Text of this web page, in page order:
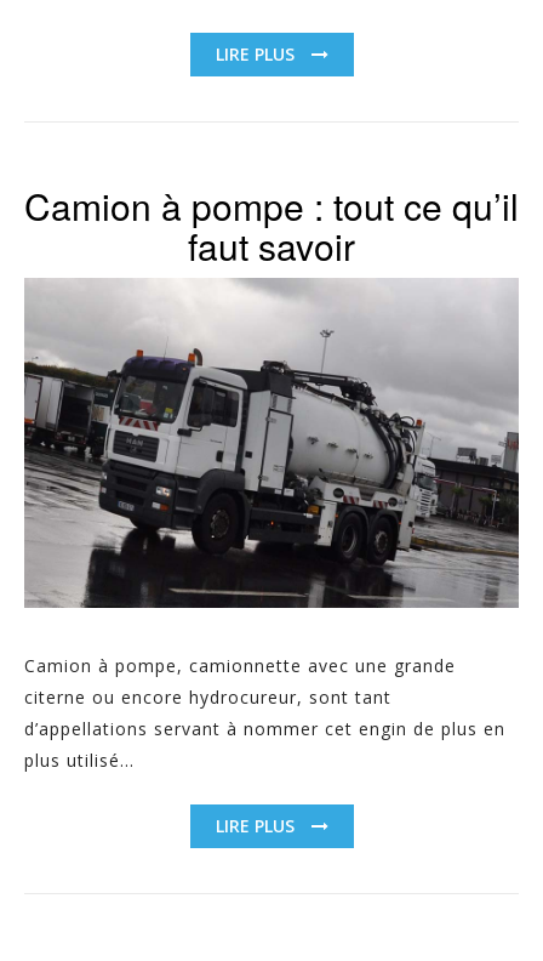
LIRE PLUS
Camion à pompe : tout ce qu’il
faut savoir
Camion à pompe, camionnette avec une grande
citerne ou encore hydrocureur, sont tant
d’appellations servant à nommer cet engin de plus en
plus utilisé...
LIRE PLUS